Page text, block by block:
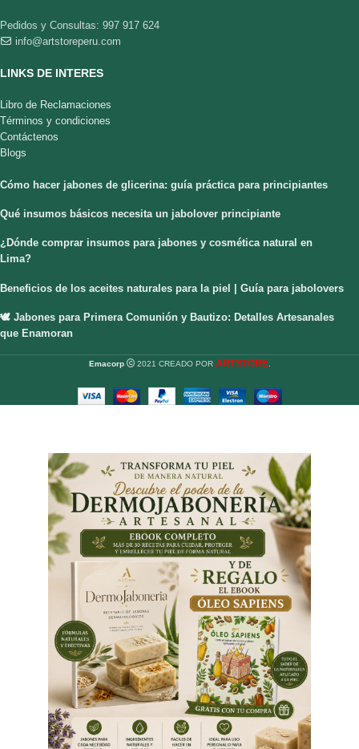
Pedidos y Consultas: 997 917 624
info@artstoreperu.com
LINKS DE INTERES
Libro de Reclamaciones
Términos y condiciones
Contáctenos
Blogs
Cómo hacer jabones de glicerina: guía práctica para principiantes
Qué insumos básicos necesita un jabolover principiante
¿Dónde comprar insumos para jabones y cosmética natural en
Lima?
Beneficios de los aceites naturales para la piel | Guía para jabolovers
🕊️ Jabones para Primera Comunión y Bautizo: Detalles Artesanales
que Enamoran
Emacorp 2021 CREADO POR ARTSTORE.